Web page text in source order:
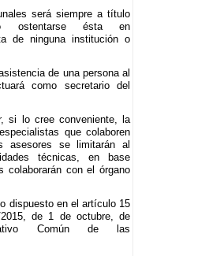
será siempre a título
ostentarse ésta en
de ninguna institución o
de una persona al
como secretario del
si lo cree conveniente, la
que colaboren
asesores se limitarán al
técnicas, en base
colaborarán con el órgano
dispuesto en el artículo 15
de 1 de octubre, de
Común de las